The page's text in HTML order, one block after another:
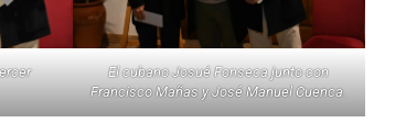
El cubano Josué Fonseca junto con
Francisco Mañas y José Manuel Cuenca.